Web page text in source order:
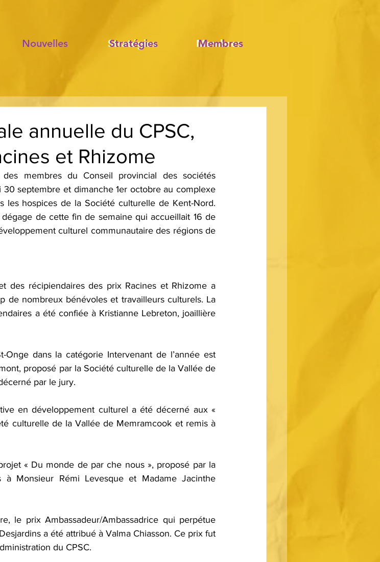
Nouvelles Stratégies Membres
Nouvelles Membres
Stratégies
annuelle du CPSC,
et Rhizome
membres du Conseil provincial des sociétés
30 septembre et dimanche 1er octobre au complexe
les hospices de la Société culturelle de Kent-Nord.
de cette fin de semaine qui accueillait 16 de
culturel communautaire des régions de
des récipiendaires des prix Racines et Rhizome a
de nombreux bénévoles et travailleurs culturels. La
a été confiée à Kristianne Lebreton, joaillière
dans la catégorie Intervenant de l’année est
proposé par la Société culturelle de la Vallée de
par le jury.
en développement culturel a été décerné aux «
culturelle de la Vallée de Memramcook et remis à
« Du monde de par che nous », proposé par la
Monsieur Rémi Levesque et Madame Jacinthe
le prix Ambassadeur/Ambassadrice qui perpétue
a été attribué à Valma Chiasson. Ce prix fut
du CPSC.